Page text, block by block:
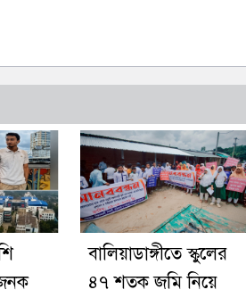
বালিয়াডাঙ্গীতে স্কুলের
৪৭ শতক জমি নিয়ে